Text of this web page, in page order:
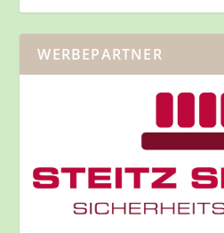
WERBEPARTNER